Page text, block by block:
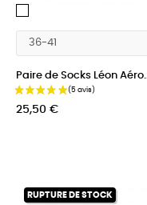
Paire de Socks Léon Aéro...
Prix
25,50 €
RUPTURE DE STOCK